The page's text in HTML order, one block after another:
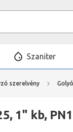
Szaniter
szerelvény
1" kb,